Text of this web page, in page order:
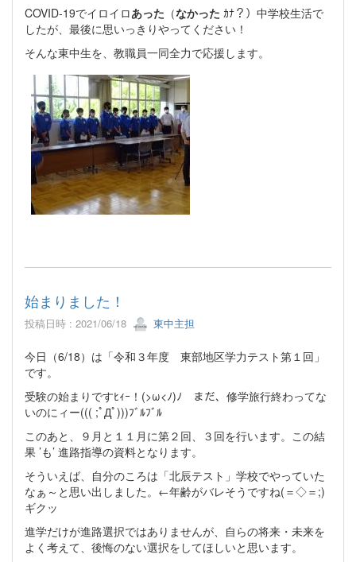
COVID-19でイロイロあった （なかった ｶﾅ？）中学校生活で
したが、最後に思いっきりやってください！
そんな東中生を、教職員一同全力で応援します。
始まりました！
投稿日時 : 2021/06/18 東中主担
今日（6/18）は「令和３年度 東部地区学力テスト第１回」
です。
受験の始まりですﾋｨｰ！(>ω<ﾉ)ﾉ まだ、修学旅行終わってな
いのにィー((( ;ﾟДﾟ)))ﾌﾞﾙﾌﾞﾙ
このあと、９月と１１月に第２回、３回を行います。この結
果 ’も’ 進路指導の資料となります。
そういえば、自分のころは「北辰テスト」学校でやっていた
なぁ～と思い出しました。←年齢がバレそうですね(＝◇＝;)
ギクッ
進学だけが進路選択ではありませんが、自らの将来・未来を
よく考えて、後悔のない選択をしてほしいと思います。